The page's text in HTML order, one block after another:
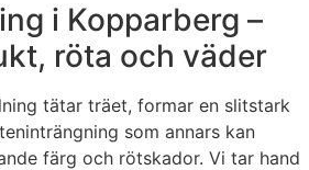
i Kopparberg –
röta och väder
tätar träet, formar en slitstark
som annars kan
färg och rötskador. Vi tar hand